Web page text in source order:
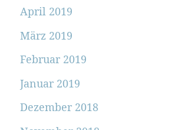
April 2019
März 2019
Februar 2019
Januar 2019
Dezember 2018